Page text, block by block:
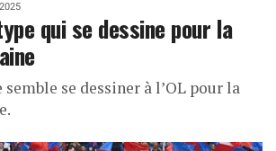
qui se dessine pour la
se dessiner à l’OL pour la